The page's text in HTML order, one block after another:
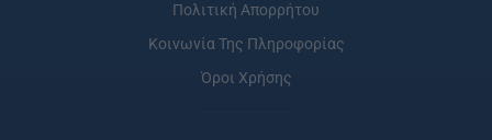
Πολιτική Απορρήτου
Κοινωνία Της Πληροφορίας
Όροι Χρήσης